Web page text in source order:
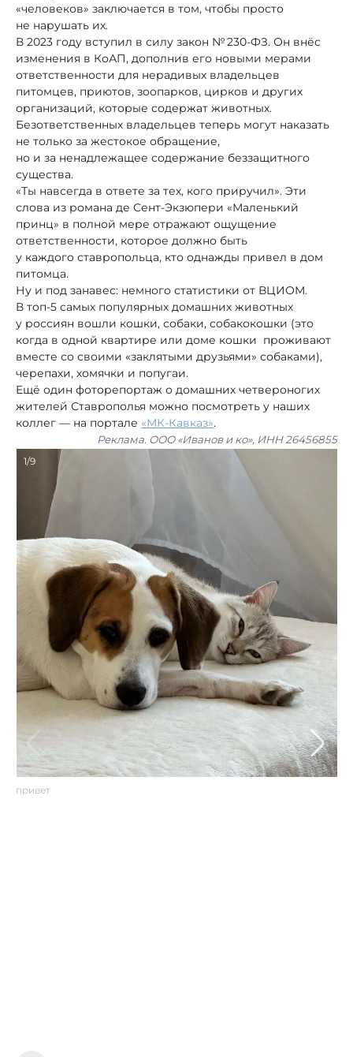
«человеков» заключается в том, чтобы просто
не нарушать их.
В 2023 году вступил в силу закон № 230-ФЗ. Он внёс
изменения в КоАП, дополнив его новыми мерами
ответственности для нерадивых владельцев
питомцев, приютов, зоопарков, цирков и других
организаций, которые содержат животных.
Безответственных владельцев теперь могут наказать
не только за жестокое обращение,
но и за ненадлежащее содержание беззащитного
существа.
«Ты навсегда в ответе за тех, кого приручил». Эти
слова из романа де Сент-Экзюпери «Маленький
принц» в полной мере отражают ощущение
ответственности, которое должно быть
у каждого ставропольца, кто однажды привел в дом
питомца.
Ну и под занавес: немного статистики от ВЦИОМ.
В топ-5 самых популярных домашних животных
у россиян вошли кошки, собаки, собакокошки (это
когда в одной квартире или доме кошки проживают
вместе со своими «заклятыми друзьями» собаками),
черепахи, хомячки и попугаи.
Ещё один фоторепортаж о домашних четвероногих
жителей Ставрополья можно посмотреть у наших
коллег — на портале «МК-Кавказ».
Реклама. ООО «Иванов и ко», ИНН 26456855
1/9
привет